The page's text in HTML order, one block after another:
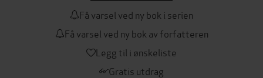
Få varsel ved ny bok i serien
Få varsel ved ny bok av forfatteren
Legg til i ønskeliste
Gratis utdrag